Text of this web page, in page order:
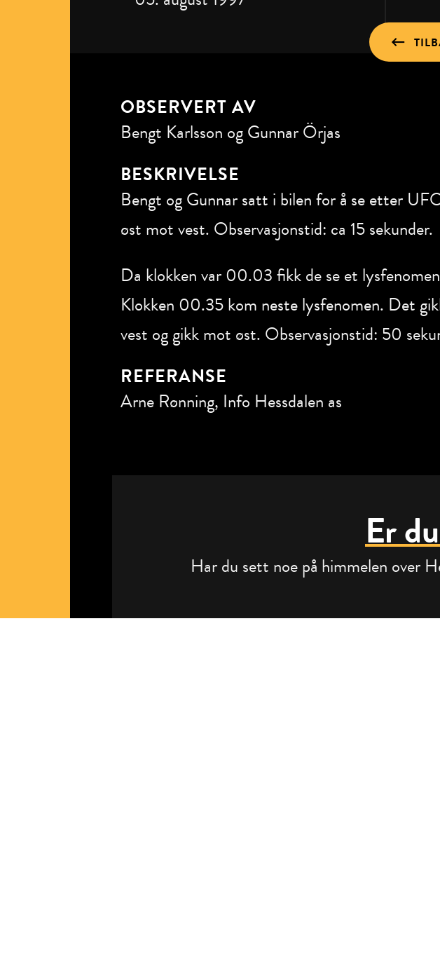
OBSERVERT AV
Bengt Karlsson og Gunnar Örjas
BESKRIVELSE
Bengt og Gunnar satt i bilen for å se etter
øst mot vest. Observasjonstid: ca 15 sekunder.
Da klokken var 00.03 fikk de se et
Klokken 00.35 kom neste lysfenomen. Det
vest og gikk mot øst. Observasjonstid: 50
REFERANSE
Arne Rønning, Info Hessdalen as
Er
Har du sett noe på himmelen over